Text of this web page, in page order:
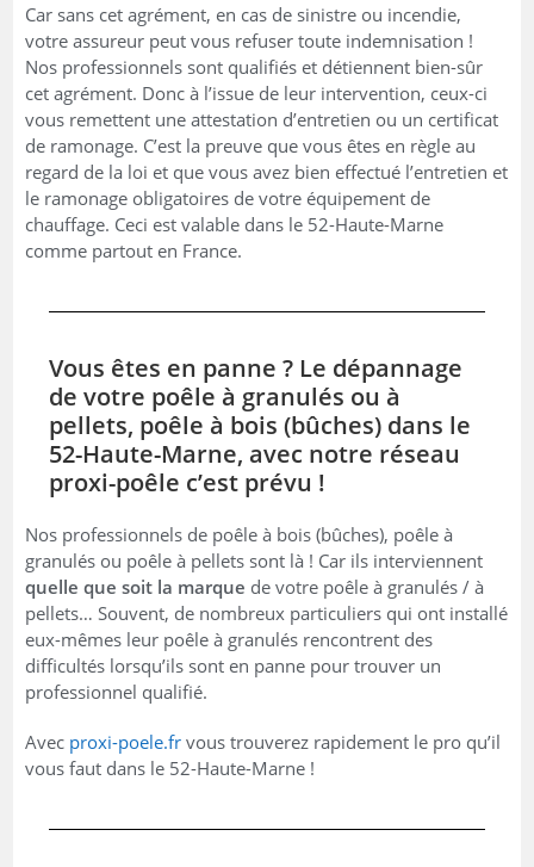
Car sans cet agrément, en cas de sinistre ou incendie,
votre assureur peut vous refuser toute indemnisation !
Nos professionnels sont qualifiés et détiennent bien-sûr
cet agrément. Donc à l’issue de leur intervention, ceux-ci
vous remettent une attestation d’entretien ou un certificat
de ramonage. C’est la preuve que vous êtes en règle au
regard de la loi et que vous avez bien effectué l’entretien et
le ramonage obligatoires de votre équipement de
chauffage. Ceci est valable dans le 52-Haute-Marne
comme partout en France.
Vous êtes en panne ? Le dépannage
de votre poêle à granulés ou à
pellets, poêle à bois (bûches) dans le
52-Haute-Marne, avec notre réseau
proxi-poêle c’est prévu !
Nos professionnels de poêle à bois (bûches), poêle à
granulés ou poêle à pellets sont là ! Car ils interviennent
quelle que soit la marque de votre poêle à granulés / à
pellets… Souvent, de nombreux particuliers qui ont installé
eux-mêmes leur poêle à granulés rencontrent des
difficultés lorsqu’ils sont en panne pour trouver un
professionnel qualifié.
Avec proxi-poele.fr vous trouverez rapidement le pro qu’il
vous faut dans le 52-Haute-Marne !